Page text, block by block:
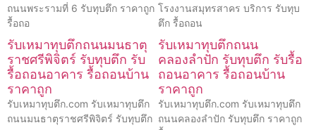
ถนนพระรามที่ 6 รับทุบตึก ราคาถูก
รื้อถอ
โรงงานสมุทรสาคร บริการ รับทุบ
ตึก รื้อถอน
รับเหมาทุบตึกถนนมนธาตุ
ราชศรีพิจิตร์ รับทุบตึก รับ
รื้อถอนอาคาร รื้อถอนบ้าน
ราคาถูก
รับเหมาทุบตึก.com รับเหมาทุบตึก
ถนนมนธาตุราชศรีพิจิตร์ รับทุบตึก
รับเหมาทุบตึกถนน
คลองลำปัก รับทุบตึก รับรื้อ
ถอนอาคาร รื้อถอนบ้าน
ราคาถูก
รับเหมาทุบตึก.com รับเหมาทุบตึก
ถนนคลองลำปัก รับทุบตึก ราคาถูก